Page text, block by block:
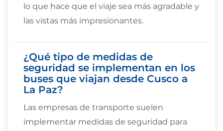
lo que hace que el viaje sea más agradable y
las vistas más impresionantes.
¿Qué tipo de medidas de
seguridad se implementan en los
buses que viajan desde Cusco a
La Paz?
Las empresas de transporte suelen
implementar medidas de seguridad para